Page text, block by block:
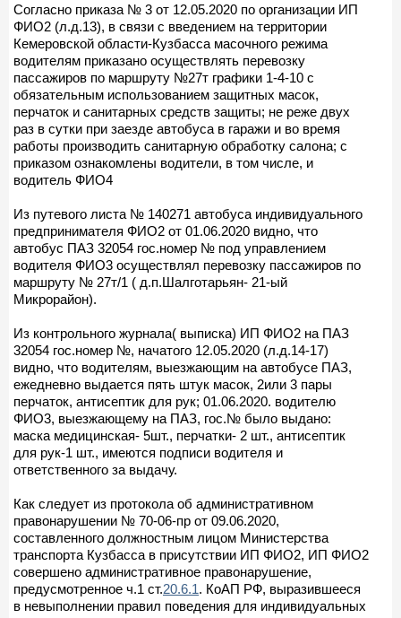
Согласно приказа № 3 от 12.05.2020 по организации ИП
ФИО2 (л.д.13), в связи с введением на территории
Кемеровской области-Кузбасса масочного режима
водителям приказано осуществлять перевозку
пассажиров по маршруту №27т графики 1-4-10 с
обязательным использованием защитных масок,
перчаток и санитарных средств защиты; не реже двух
раз в сутки при заезде автобуса в гаражи и во время
работы производить санитарную обработку салона; с
приказом ознакомлены водители, в том числе, и
водитель ФИО4
Из путевого листа № 140271 автобуса индивидуального
предпринимателя ФИО2 от 01.06.2020 видно, что
автобус ПАЗ 32054 гос.номер № под управлением
водителя ФИО3 осуществлял перевозку пассажиров по
маршруту № 27т/1 ( д.п.Шалготарьян- 21-ый
Микрорайон).
Из контрольного журнала( выписка) ИП ФИО2 на ПАЗ
32054 гос.номер №, начатого 12.05.2020 (л.д.14-17)
видно, что водителям, выезжающим на автобусе ПАЗ,
ежедневно выдается пять штук масок, 2или 3 пары
перчаток, антисептик для рук; 01.06.2020. водителю
ФИО3, выезжающему на ПАЗ, гос.№ было выдано:
маска медицинская- 5шт., перчатки- 2 шт., антисептик
для рук-1 шт., имеются подписи водителя и
ответственного за выдачу.
Как следует из протокола об административном
правонарушении № 70-06-пр от 09.06.2020,
составленного должностным лицом Министерства
транспорта Кузбасса в присутствии ИП ФИО2, ИП ФИО2
совершено административное правонарушение,
предусмотренное ч.1 ст.20.6.1. КоАП РФ, выразившееся
в невыполнении правил поведения для индивидуальных